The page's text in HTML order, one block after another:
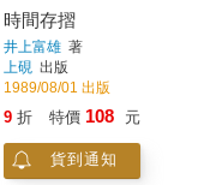
時間存摺
井上富雄 著
上硯 出版
1989/08/01 出版
9 折 特價 108 元
貨到通知